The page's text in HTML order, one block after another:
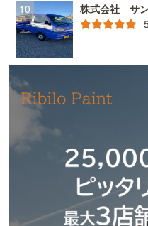
株式会社 サ